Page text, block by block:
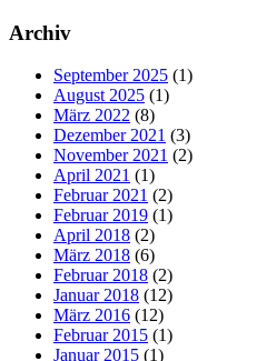
Archiv
September 2025 (1)
August 2025 (1)
März 2022 (8)
Dezember 2021 (3)
November 2021 (2)
April 2021 (1)
Februar 2021 (2)
Februar 2019 (1)
April 2018 (2)
März 2018 (6)
Februar 2018 (2)
Januar 2018 (12)
März 2016 (12)
Februar 2015 (1)
Januar 2015 (1)